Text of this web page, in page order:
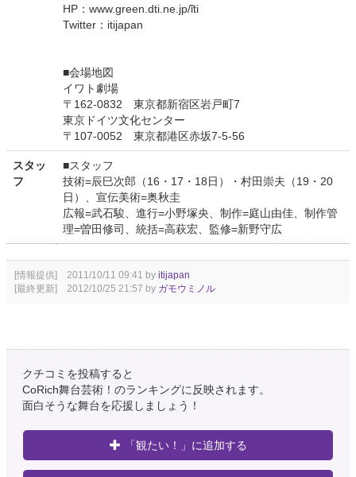
HP：www.green.dti.ne.jp/̃iti
Twitter：itijapan
■会場地図
イワト劇場
〒162-0832 東京都新宿区岩戸町7
東京ドイツ文化センター
〒107-0052 東京都港区赤坂7-5-56
スタッ
フ
■スタッフ
技術=辰巳次郎（16・17・18日）・村田崇夫（19・20
日）、宣伝美術=奥秋圭
広報=武石駿、進行=小野塚央、制作=庭山由佳、制作管
理=曽田修司、統括=高萩宏、監修=新野守広
[情報提供] 2011/10/11 09:41 by itijapan
[最終更新] 2012/10/25 21:57 by ガモウミノル
クチコミを投稿すると
CoRich舞台芸術！のランキングに反映されます。
面白そうな舞台を応援しましょう！
「観たい！」に追加する